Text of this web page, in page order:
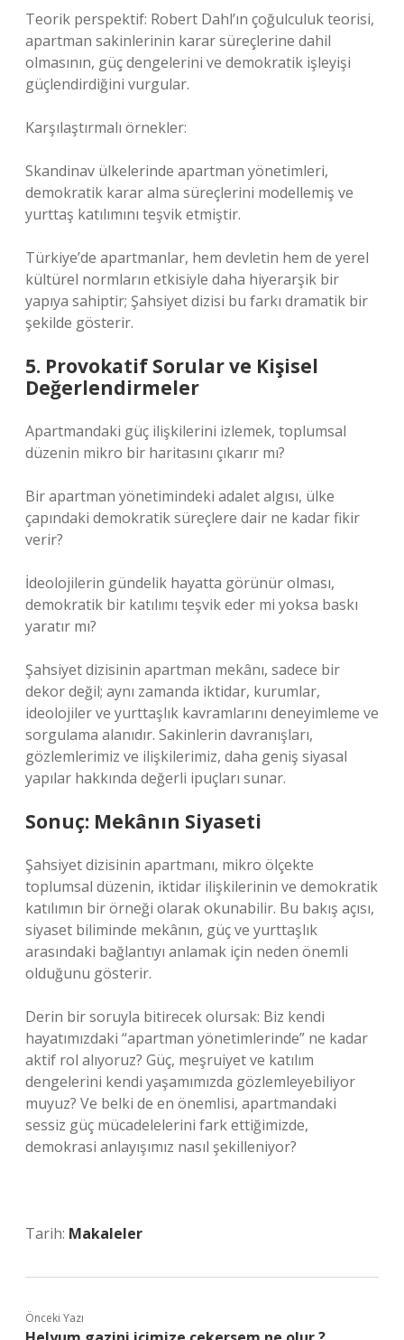
Teorik perspektif: Robert Dahl’ın çoğulculuk teorisi,
apartman sakinlerinin karar süreçlerine dahil
olmasının, güç dengelerini ve demokratik işleyişi
güçlendirdiğini vurgular.
Karşılaştırmalı örnekler:
Skandinav ülkelerinde apartman yönetimleri,
demokratik karar alma süreçlerini modellemiş ve
yurttaş katılımını teşvik etmiştir.
Türkiye’de apartmanlar, hem devletin hem de yerel
kültürel normların etkisiyle daha hiyerarşik bir
yapıya sahiptir; Şahsiyet dizisi bu farkı dramatik bir
şekilde gösterir.
5. Provokatif Sorular ve Kişisel
Değerlendirmeler
Apartmandaki güç ilişkilerini izlemek, toplumsal
düzenin mikro bir haritasını çıkarır mı?
Bir apartman yönetimindeki adalet algısı, ülke
çapındaki demokratik süreçlere dair ne kadar fikir
verir?
İdeolojilerin gündelik hayatta görünür olması,
demokratik bir katılımı teşvik eder mi yoksa baskı
yaratır mı?
Şahsiyet dizisinin apartman mekânı, sadece bir
dekor değil; aynı zamanda iktidar, kurumlar,
ideolojiler ve yurttaşlık kavramlarını deneyimleme ve
sorgulama alanıdır. Sakinlerin davranışları,
gözlemlerimiz ve ilişkilerimiz, daha geniş siyasal
yapılar hakkında değerli ipuçları sunar.
Sonuç: Mekânın Siyaseti
Şahsiyet dizisinin apartmanı, mikro ölçekte
toplumsal düzenin, iktidar ilişkilerinin ve demokratik
katılımın bir örneği olarak okunabilir. Bu bakış açısı,
siyaset biliminde mekânın, güç ve yurttaşlık
arasındaki bağlantıyı anlamak için neden önemli
olduğunu gösterir.
Derin bir soruyla bitirecek olursak: Biz kendi
hayatımızdaki “apartman yönetimlerinde” ne kadar
aktif rol alıyoruz? Güç, meşruiyet ve katılım
dengelerini kendi yaşamımızda gözlemleyebiliyor
muyuz? Ve belki de en önemlisi, apartmandaki
sessiz güç mücadelelerini fark ettiğimizde,
demokrasi anlayışımız nasıl şekilleniyor?
Tarih: Makaleler
Önceki Yazı